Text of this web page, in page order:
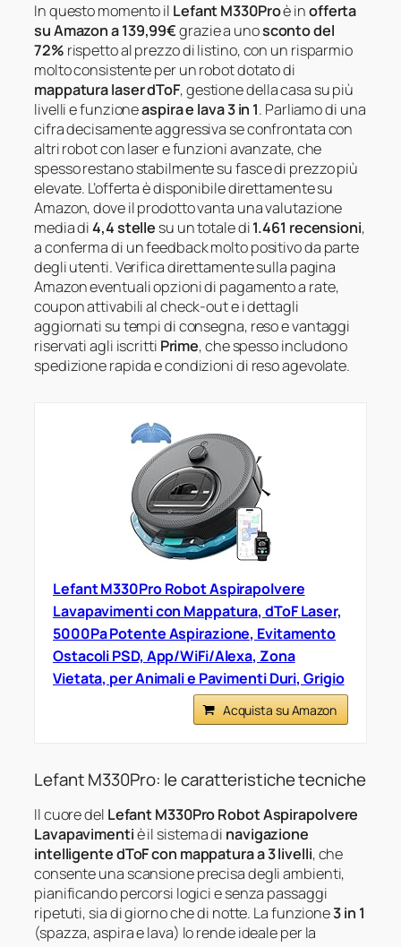
In questo momento il Lefant M330Proè inofferta
su Amazon a 139,99€grazie a unosconto del
72% rispetto al prezzo di listino, con un risparmio
molto consistente per un robot dotato di
mappatura laser dToF, gestione della casa su più
livelli e funzioneaspira e lava 3 in 1. Parliamo di una
cifra decisamente aggressiva se confrontata con
altri robot con laser e funzioni avanzate, che
spesso restano stabilmente su fasce di prezzo più
elevate. L’offerta è disponibile direttamente su
Amazon, dove il prodotto vanta una valutazione
media di4,4 stelle su un totale di1.461 recensioni,
a conferma di un feedback molto positivo da parte
degli utenti. Verifica direttamente sulla pagina
Amazon eventuali opzioni di pagamento a rate,
coupon attivabili al check-out e i dettagli
aggiornati su tempi di consegna, reso e vantaggi
riservati agli iscritti Prime, che spesso includono
spedizione rapida e condizioni di reso agevolate.
Lefant M330Pro Robot Aspirapolvere
Lavapavimenti con Mappatura, dToF Laser,
5000Pa Potente Aspirazione, Evitamento
Ostacoli PSD, App/WiFi/Alexa, Zona
Vietata, per Animali e Pavimenti Duri, Grigio
Acquista su Amazon
Lefant M330Pro: le caratteristiche tecniche
Il cuore del Lefant M330Pro Robot Aspirapolvere
Lavapavimentiè il sistema di navigazione
intelligente dToF con mappatura a 3 livelli, che
consente una scansione precisa degli ambienti,
pianificando percorsi logici e senza passaggi
ripetuti, sia di giorno che di notte. La funzione3 in 1
(spazza, aspira e lava) lo rende ideale per la